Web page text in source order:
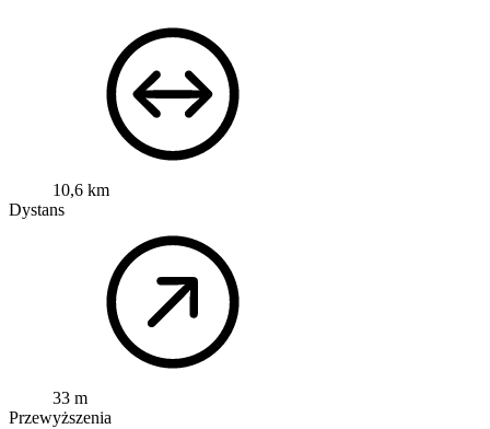
10,6 km
Dystans
33 m
Przewyższenia